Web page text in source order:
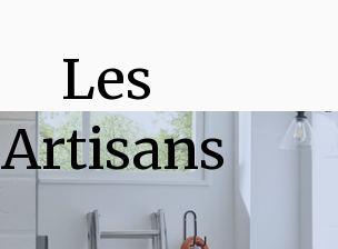
Les
Artisans